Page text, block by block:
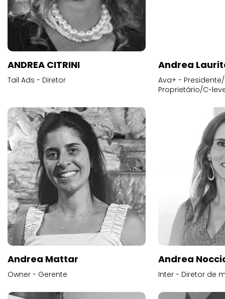
ANDREA CITRINI
Tail Ads - Diretor
Andrea
Ava+ -
Proprietário/C-
Andrea Mattar
Owner - Gerente
Andrea
Inter - Diretor de